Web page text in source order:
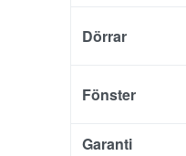
Dörrar
Fönster
Garanti